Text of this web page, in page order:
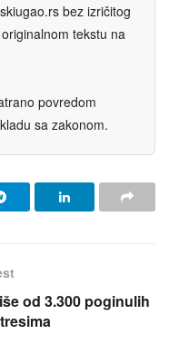
bez izričitog
tekstu na
povredom
sa zakonom.
od 3.300 poginulih